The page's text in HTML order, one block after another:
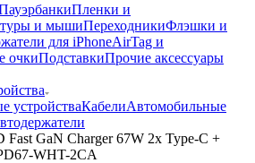
Пленки и
и мышиПереходникиФлэшки и
для iPhoneAirTag и
очкиПодставкиПрочие аксессуары
устройстваКабелиАвтомобильные
GaN Charger 67W 2х Type-C +
WHT-2CA